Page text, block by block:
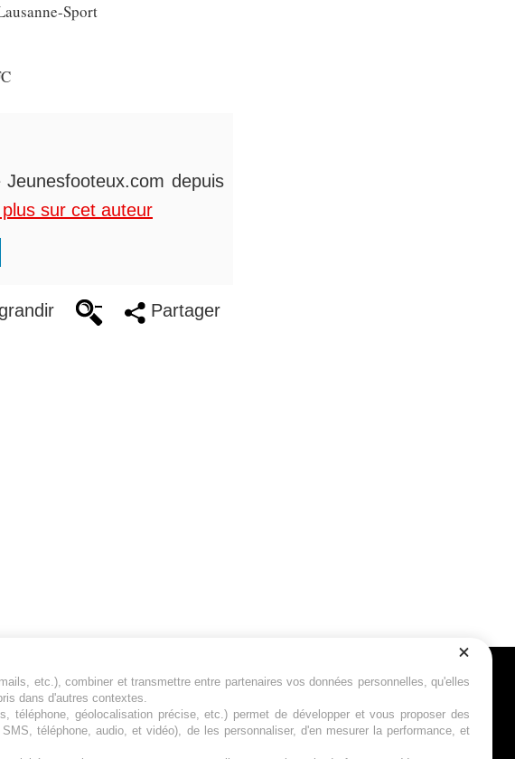
Sport
depuis
sur cet auteur
Partager
qui traite
1 et
2 et du
Suivez-nous
etc.), combiner et transmettre entre partenaires vos données personnelles, qu'elles
dans d'autres contextes.
géolocalisation précise, etc.) permet de développer et vous proposer des
téléphone, audio, et vidéo), de les personnaliser, d'en mesurer la performance, et